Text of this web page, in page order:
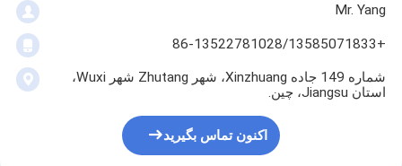
Mr. Yang
+86-13522781028/13585071833
شماره 149 جاده Xinzhuang، شهر Zhutang شهر Wuxi،
استان Jiangsu، چین.
اکنون تماس بگیرید